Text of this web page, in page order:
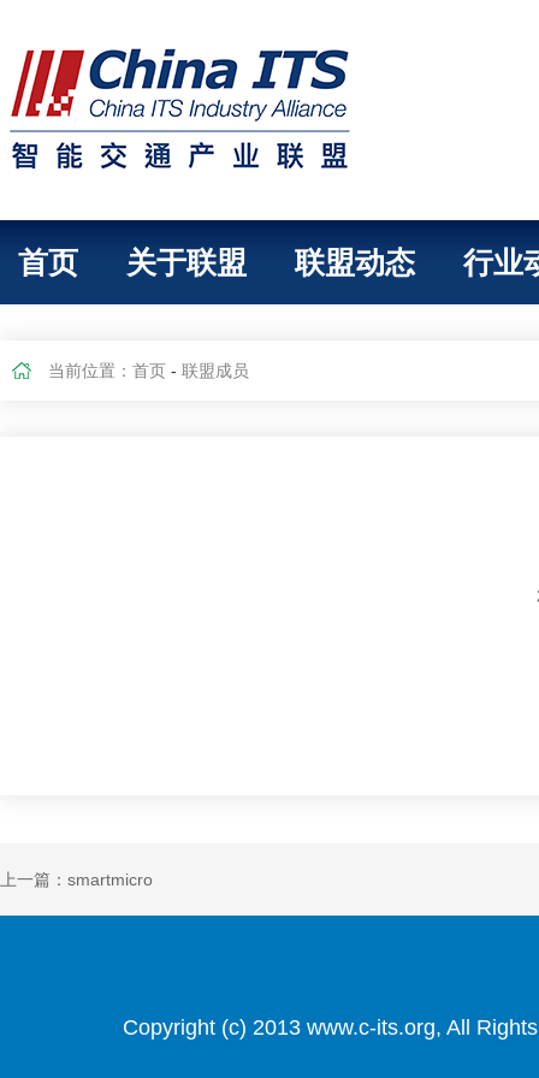
首页 关于联盟 联盟动态 行业
当前位置： 首页 - 联盟成员
上一篇：smartmicro
Copyright (c) 2013 www.c-its.org, All